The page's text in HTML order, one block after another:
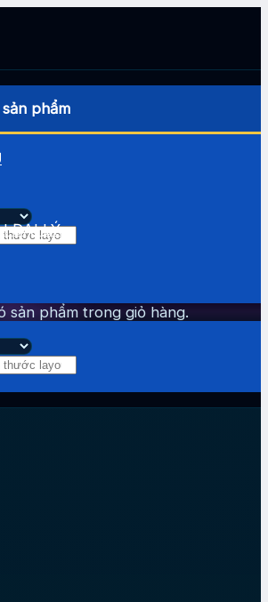
phẩm
ĐẠI LÝ
sản phẩm trong giỏ hàng.